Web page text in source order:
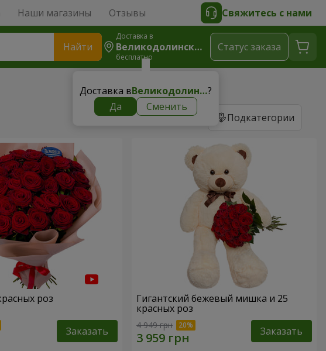
Наши магазины Отзывы Свяжитесь с нами
Найти
Доставка в
Великодолинское
бесплатно
Доставка в Великодолинское?
Да
Сменить
Cтатус заказа
Подкатегории
роз
Заказать
Гигантский бежевый мишка и 25
красных роз
4 949 грн Заказать